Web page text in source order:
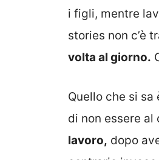
i figli, mentre
stories non c’è
volta al giorno.
Quello che si
di non essere al
lavoro, dopo